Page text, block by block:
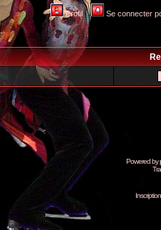
Profil Se connecter
Powered by